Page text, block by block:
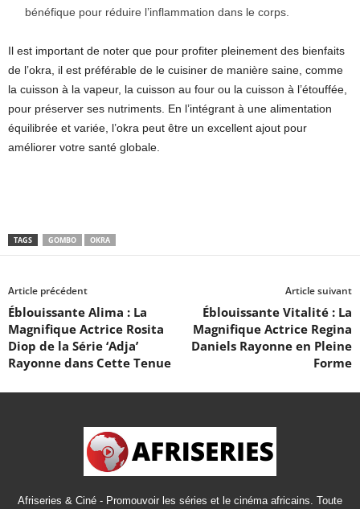
bénéfique pour réduire l’inflammation dans le corps.
Il est important de noter que pour profiter pleinement des bienfaits
de l’okra, il est préférable de le cuisiner de manière saine, comme
la cuisson à la vapeur, la cuisson au four ou la cuisson à l’étouffée,
pour préserver ses nutriments. En l’intégrant à une alimentation
équilibrée et variée, l’okra peut être un excellent ajout pour
améliorer votre santé globale.
TAGS GOMBO OKRA
Article précédent
Éblouissante Alima : La
Magnifique Actrice Rosita
Diop de la Série ‘Adja’
Rayonne dans Cette Tenue
Article suivant
Éblouissante Vitalité : La
Magnifique Actrice Regina
Daniels Rayonne en Pleine
Forme
Afriseries & Ciné - Promouvoir les séries et le cinéma africains. Toute